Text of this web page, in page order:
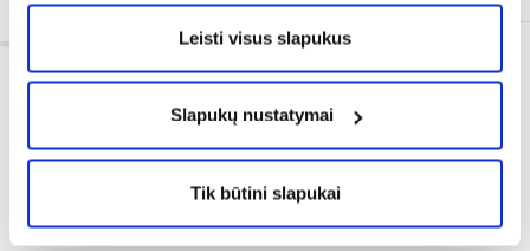
Leisti visus slapukus
Slapukų nustatymai
Tik būtini slapukai
Dažnai perkama kartu